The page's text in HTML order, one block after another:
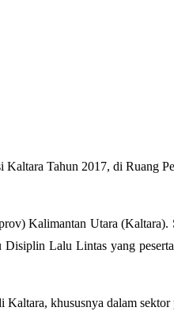
Tahun 2017, di Ruang
Kalimantan Utara (Kaltara).
Lalu Lintas yang
khususnya dalam sektor